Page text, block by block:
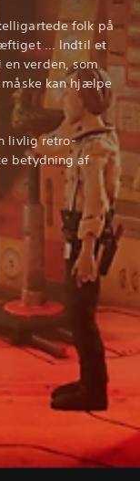
folk på
... Indtil et
verden, som
kan hjælpe
livlig retro-
betydning af